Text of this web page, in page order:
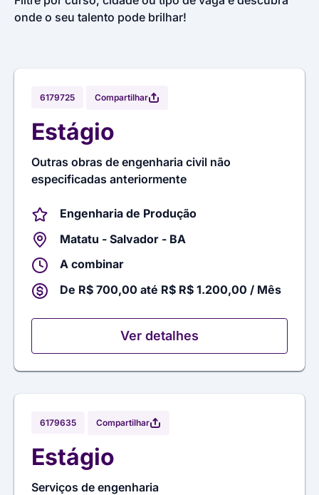
onde o seu talento pode brilhar!
6179725 Compartilhar
Estágio
Outras obras de engenharia civil não
especificadas anteriormente
Engenharia de Produção
Matatu - Salvador - BA
A combinar
De R$ 700,00 até R$ R$ 1.200,00 / Mês
Ver detalhes
6179635 Compartilhar
Estágio
Serviços de engenharia